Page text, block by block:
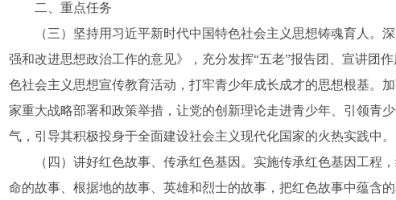
二、重点任务
（三）坚持用习近平新时代中国特色社会主义思想铸魂育人。深
强和改进思想政治工作的意见》，充分发挥“五老”报告团、宣讲团
色社会主义思想宣传教育活动，打牢青少年成长成才的思想根基。
家重大战略部署和政策举措，让党的创新理论走进青少年、引领青
气，引导其积极投身于全面建设社会主义现代化国家的火热实践中。
（四）讲好红色故事、传承红色基因。实施传承红色基因工程，
命的故事、根据地的故事、英雄和烈士的故事，把红色故事中蕴含